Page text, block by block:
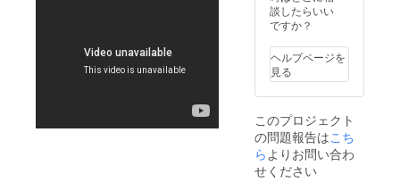
談したらいい
ですか？
ヘルプページを
見る
このプロジェクト
の問題報告はこち
ら よりお問い合わ
せください